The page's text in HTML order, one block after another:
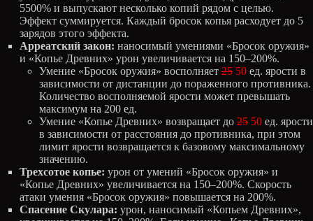
5500% и выпускают несколько копий рядом с целью.
Эффект суммируется. Каждый бросок копья расходует до 5
зарядов этого эффекта.
Арреатский закон: наносимый умениями «Бросок оружия»
и «Копье Древних» урон увеличивается на 150–200%.
Умение «Бросок оружия» восполняет 25 50 ед. ярости в
зависимости от дистанции до пораженного противника.
Количество восполняемой ярости может превышать
максимум на 200 ед.
Умение «Копье Древних» возвращает до 25 50 ед. ярости
в зависимости от расстояния до противника, при этом
лимит ярости возвращается к базовому максимальному
значению.
Трехсотое копье: урон от умений «Бросок оружия» и
«Копье Древних» увеличивается на 150–200%. Скорость
атаки умения «Бросок оружия» повышается на 200%.
Спасение Скулара: урон, наносимый «Копьем Древних»,